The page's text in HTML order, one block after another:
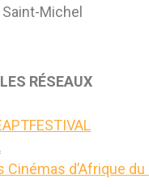
Michel
RÉSEAUX
Cinémas d’Afrique du